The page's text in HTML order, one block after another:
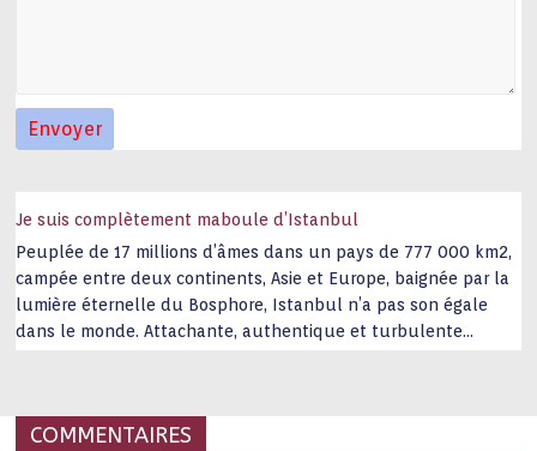
Je suis complètement maboule d’Istanbul
Peuplée de 17 millions d’âmes dans un pays de 777 000 km2,
campée entre deux continents, Asie et Europe, baignée par la
lumière éternelle du Bosphore, Istanbul n’a pas son égale
dans le monde. Attachante, authentique et turbulente
COMMENTAIRES